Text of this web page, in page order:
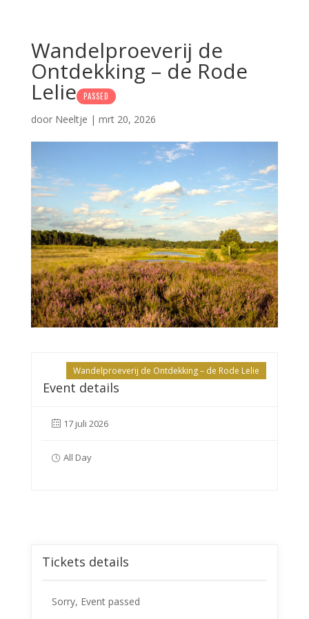
Wandelproeverij de
Ontdekking – de Rode
Lelie PASSED
door Neeltje | mrt 20, 2026
Wandelproeverij de Ontdekking – de Rode Lelie
Event details
17 juli 2026
All Day
Tickets details
Sorry, Event passed